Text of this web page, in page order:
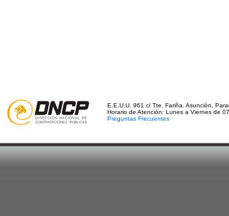
E.E.U.U. 961 c/ Tte. Fariña. Asunción,
Horario de Atención: Lunes a Viernes de
Preguntas Frecuentes